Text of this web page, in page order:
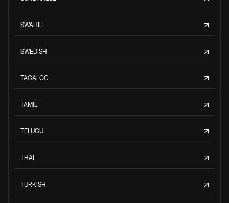
SWAHILI
SWEDISH
TAGALOG
TAMIL
TELUGU
THAI
TURKISH